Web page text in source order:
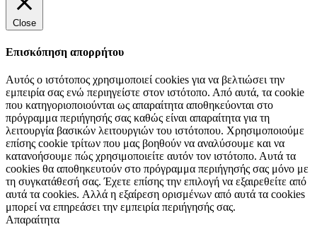
Close
Επισκόπηση απορρήτου
Αυτός ο ιστότοπος χρησιμοποιεί cookies για να βελτιώσει την
εμπειρία σας ενώ περιηγείστε στον ιστότοπο. Από αυτά, τα cookie
που κατηγοριοποιούνται ως απαραίτητα αποθηκεύονται στο
πρόγραμμα περιήγησής σας καθώς είναι απαραίτητα για τη
λειτουργία βασικών λειτουργιών του ιστότοπου. Χρησιμοποιούμε
επίσης cookie τρίτων που μας βοηθούν να αναλύσουμε και να
κατανοήσουμε πώς χρησιμοποιείτε αυτόν τον ιστότοπο. Αυτά τα
cookies θα αποθηκευτούν στο πρόγραμμα περιήγησής σας μόνο με
τη συγκατάθεσή σας. Έχετε επίσης την επιλογή να εξαιρεθείτε από
αυτά τα cookies. Αλλά η εξαίρεση ορισμένων από αυτά τα cookies
μπορεί να επηρεάσει την εμπειρία περιήγησής σας.
Απαραίτητα